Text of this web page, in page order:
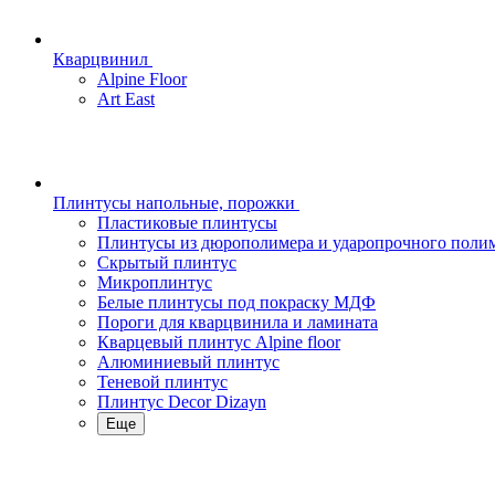
Кварцвинил
Alpine Floor
Art East
Плинтусы напольные, порожки
Пластиковые плинтусы
Плинтусы из дюрополимера и ударопрочного
Скрытый плинтус
Микроплинтус
Белые плинтусы под покраску МДФ
Пороги для кварцвинила и ламината
Кварцевый плинтус Alpine floor
Алюминиевый плинтус
Теневой плинтус
Плинтус Decor Dizayn
Еще